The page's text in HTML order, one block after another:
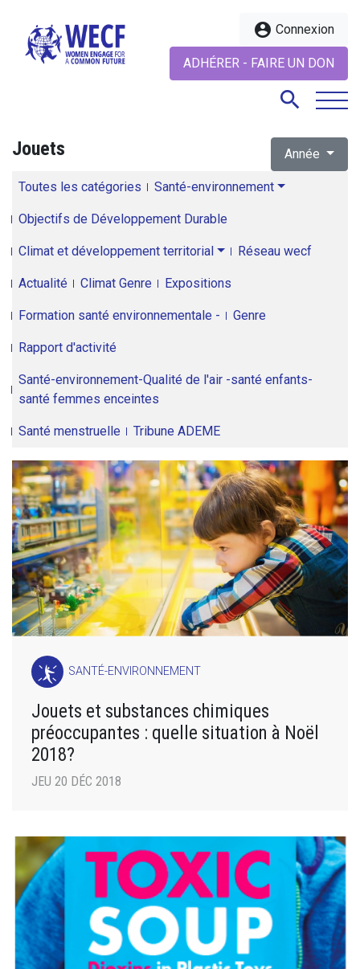
account_circle Connexion
ADHÉRER - FAIRE UN DON
search
Jouets Année
Toutes les catégories Santé-environnement
Objectifs de Développement Durable
Climat et développement territorial Réseau wecf
Actualité Climat Genre Expositions
Formation santé environnementale - Genre
Rapport d'activité
Santé-environnement-Qualité de l'air -santé enfants-
santé femmes enceintes
Santé menstruelle Tribune ADEME
SANTÉ-ENVIRONNEMENT
Jouets et substances chimiques
préoccupantes : quelle situation à Noël
2018?
JEU 20 DÉC 2018